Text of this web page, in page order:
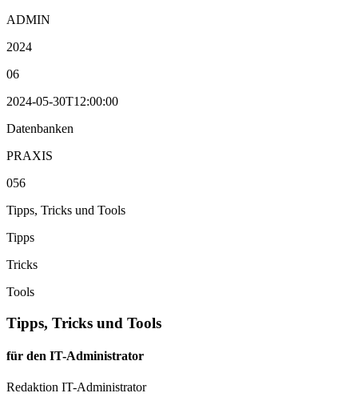
ADMIN
2024
06
2024-05-30T12:00:00
Datenbanken
PRAXIS
056
Tipps, Tricks und Tools
Tipps
Tricks
Tools
Tipps, Tricks und Tools
für den IT-Administrator
Redaktion IT-Administrator